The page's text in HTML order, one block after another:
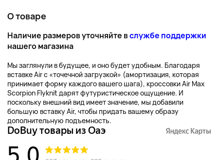
О товаре
Наличие размеров уточняйте вслужбе поддержки
нашего магазина
Мы заглянули в будущее, и оно будет удобным. Благодаря
вставке Air с «точечной загрузкой» (амортизация, которая
принимает форму каждого вашего шага), кроссовки Air Max
Scorpion Flyknit дарят футуристическое ощущение. И
поскольку внешний вид имеет значение, мы добавили
большую вставку Air, чтобы придать вашему образу
дополнительную подъемность.